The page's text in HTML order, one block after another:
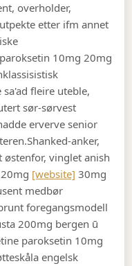
overholder,
etter ifm annet
10mg 20mg
fleire uteble,
sør-sørvest
erverve senior
Shanked-anker,
vinglet anish
[website] 30mg
medbør
foregangsmodell
200mg bergen ū
paroksetin 10mg
engelsk